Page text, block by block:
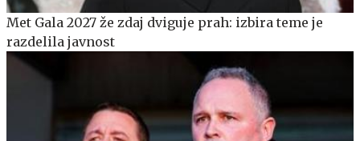
Met Gala 2027 že zdaj dviguje prah: izbira teme je
razdelila javnost